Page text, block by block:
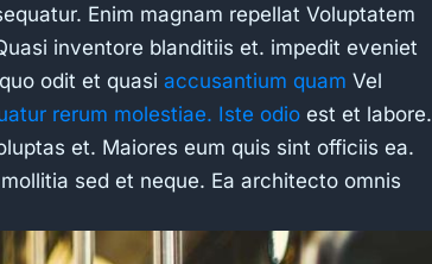
Enim magnam repellat Voluptatem
inventore blanditiis et. impedit eveniet
odit et quasiaccusantium quam Vel
rerum molestiae. Iste odio est et labore.
et. Maiores eum quis sint officiis ea.
sed et neque. Ea architecto omnis